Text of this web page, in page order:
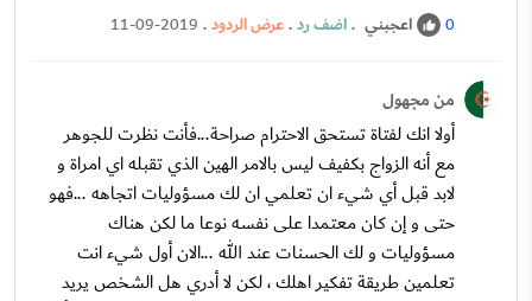
0 اعجبني .اضف رد.عرض الردود.
11-09-2019
من مجهول
أولا انك لفتاة تستحق الاحترام صراحة...فأنت نظرت للجوهر
مع أنه الزواج بكفيف ليس بالامر الهين الذي تقبله اي امراة و
لابد قبل أي شيء ان تعلمي ان لك مسؤوليات اتجاهه ...فهو
حتى و إن كان معتمدا على نفسه نوعا ما لكن هناك
مسؤوليات و لك الحسنات عند الله ...الان أول شيء انت
تعلمين طريقة تفكير اهلك ، لكن لا أدري هل الشخص يريد